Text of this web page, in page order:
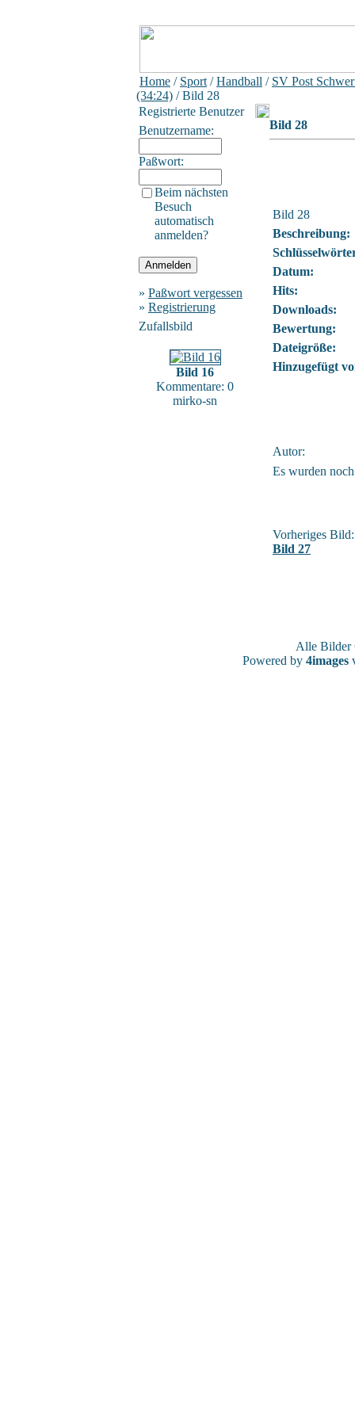
Home / Sport /Handball / SV Post
(34:24) / Bild 28
Registrierte Benutzer
Benutzername:
Paßwort:
Beim nächsten
Besuch
automatisch
anmelden?
» Paßwort vergessen
» Registrierung
Zufallsbild
Bild 16
Kommentare: 0
mirko-sn
Bild 28
Bild 28
Beschreibung:
Datum:
Hits:
Downloads:
Bewertung:
Dateigröße:
Hinzugefügt
Autor:
Es wurden
Vorheriges Bild:
Bild 27
Alle
Powered by 4images